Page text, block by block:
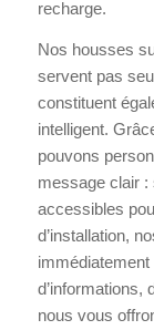
recharge.
Nos housses
servent pas
constituent
intelligent.
pouvons
message clair :
accessibles
d’installation,
immédiatement
d’informations,
nous vous